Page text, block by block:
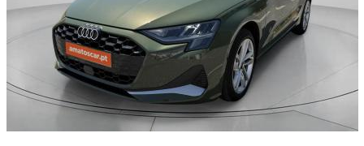
A5 Limousine e-hybrid
A6 Avant e-tron